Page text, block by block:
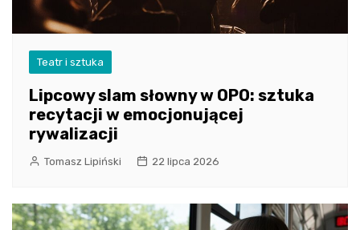
Teatr i sztuka
Lipcowy slam słowny w OPO: sztuka
recytacji w emocjonującej
rywalizacji
Tomasz Lipiński 22 lipca 2026